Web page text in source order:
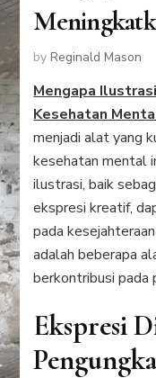
byReginald Mason
Mengapa
Kesehatan
menjadi alat yang
kesehatan mental
ilustrasi, baik
ekspresi kreatif,
pada
adalah beberapa
berkontribusi pada
Ekspresi